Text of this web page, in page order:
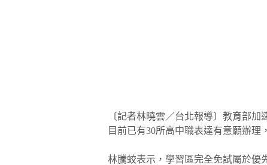
〔記者林曉雲／台北報導〕教育部
目前已有30所高中職表達有意願辦理
林騰蛟表示，學習區完全免試屬於優